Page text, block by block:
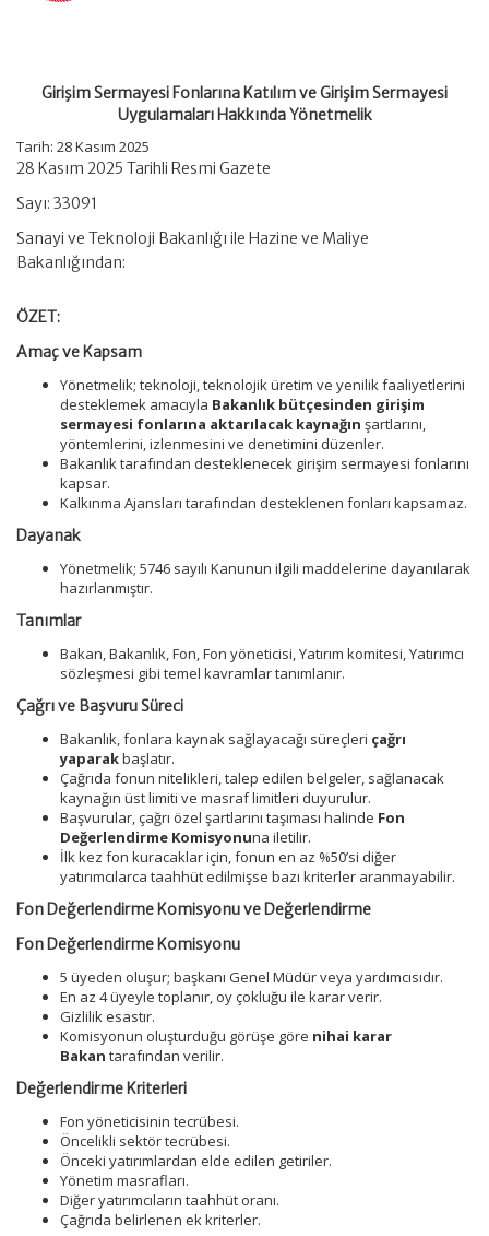
Girişim Sermayesi Fonlarına Katılım ve Girişim Sermayesi
Uygulamaları Hakkında Yönetmelik
Tarih: 28 Kasım 2025
28 Kasım 2025 Tarihli Resmi Gazete
Sayı: 33091
Sanayi ve Teknoloji Bakanlığı ile Hazine ve Maliye
Bakanlığından:
ÖZET:
Amaç ve Kapsam
Yönetmelik; teknoloji, teknolojik üretim ve yenilik faaliyetlerini
desteklemek amacıyla Bakanlık bütçesinden girişim
sermayesi fonlarına aktarılacak kaynağın şartlarını,
yöntemlerini, izlenmesini ve denetimini düzenler.
Bakanlık tarafından desteklenecek girişim sermayesi fonlarını
kapsar.
Kalkınma Ajansları tarafından desteklenen fonları kapsamaz.
Dayanak
Yönetmelik; 5746 sayılı Kanunun ilgili maddelerine dayanılarak
hazırlanmıştır.
Tanımlar
Bakan, Bakanlık, Fon, Fon yöneticisi, Yatırım komitesi, Yatırımcı
sözleşmesi gibi temel kavramlar tanımlanır.
Çağrı ve Başvuru Süreci
Bakanlık, fonlara kaynak sağlayacağı süreçleri çağrı
yaparakbaşlatır.
Çağrıda fonun nitelikleri, talep edilen belgeler, sağlanacak
kaynağın üst limiti ve masraf limitleri duyurulur.
Başvurular, çağrı özel şartlarını taşıması halinde Fon
Değerlendirme Komisyonuna iletilir.
İlk kez fon kuracaklar için, fonun en az %50’si diğer
yatırımcılarca taahhüt edilmişse bazı kriterler aranmayabilir.
Fon Değerlendirme Komisyonu ve Değerlendirme
Fon Değerlendirme Komisyonu
5 üyeden oluşur; başkanı Genel Müdür veya yardımcısıdır.
En az 4 üyeyle toplanır, oy çokluğu ile karar verir.
Gizlilik esastır.
Komisyonun oluşturduğu görüşe göre nihai karar
Bakan tarafından verilir.
Değerlendirme Kriterleri
Fon yöneticisinin tecrübesi.
Öncelikli sektör tecrübesi.
Önceki yatırımlardan elde edilen getiriler.
Yönetim masrafları.
Diğer yatırımcıların taahhüt oranı.
Çağrıda belirlenen ek kriterler.